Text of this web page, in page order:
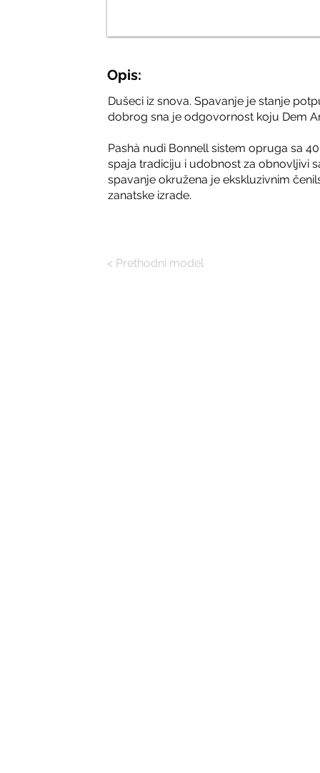
Opis:
Dušeci iz snova. Spavanje je stanje
dobrog sna je odgovornost koju Dem
Pashà nudi Bonnell sistem opruga sa
spaja tradiciju i udobnost za obnovljivi
spavanje okružena je ekskluzivnim
zanatske izrade.
< Prethodni model